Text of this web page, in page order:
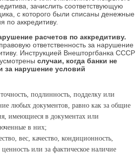
зачислить соответствующую
с которого были списаны денежные
по аккредитиву.
расчетов по аккредитиву.
ответственность за нарушение
Инструкцией Внешторгбанка СССР
случаи, когда банки не
за нарушение условий
подлинность, подделку или
любых документов, равно как за общие
имеющиеся в документах или
в них;
вес, качество, кондиционность,
ценность или за фактическое наличие